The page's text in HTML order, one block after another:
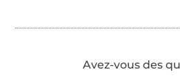
Avez-vous des